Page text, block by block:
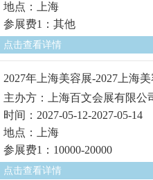
地点：上海
参展费1：其他
点击查看详情
2027年上海美容展-2027上海
主办方：上海百文会展有限公
时间：2027-05-12-2027-05-14
地点：上海
参展费1：10000-20000
点击查看详情